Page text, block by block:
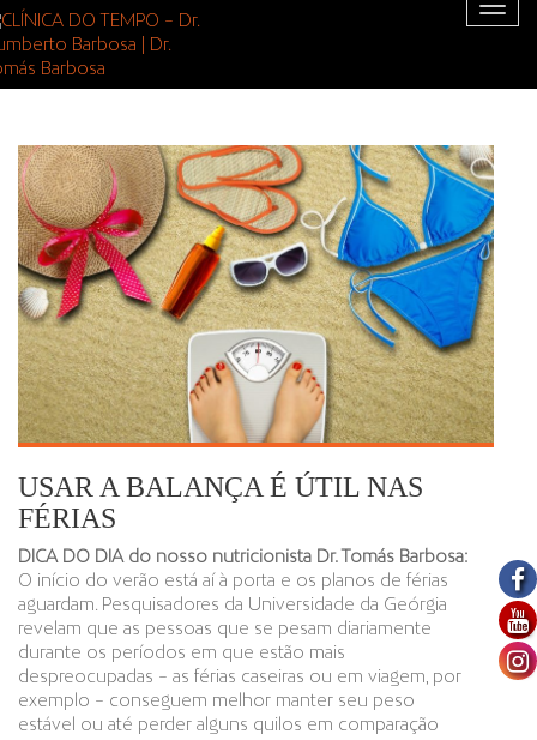
USAR A BALANÇA É ÚTIL NAS
FÉRIAS
DICA DO DIA do nosso nutricionista Dr. Tomás Barbosa:
O início do verão está aí à porta e os planos de férias
aguardam. Pesquisadores da Universidade da Geórgia
revelam que as pessoas que se pesam diariamente
durante os períodos em que estão mais
despreocupadas – as férias caseiras ou em viagem, por
exemplo – conseguem melhor manter seu peso
estável ou até perder alguns quilos em comparação